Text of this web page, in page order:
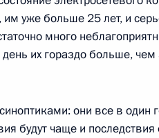
Меликовым
уже больше 25 лет, и
много
их гораздо больше, чем
они все в один
будут чаще и последствия